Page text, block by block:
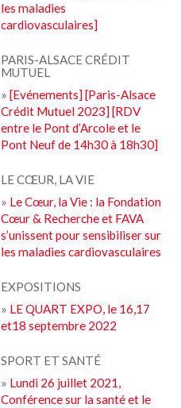
les maladies
cardiovasculaires]
PARIS-ALSACE CRÉDIT
MUTUEL
»[Evénements] [Paris-Alsace
Crédit Mutuel 2023] [RDV
entre le Pont d’Arcole et le
Pont Neuf de 14h30 à 18h30]
LE CŒUR, LA VIE
» Le Cœur, la Vie : la Fondation
Cœur & Recherche et FAVA
s’unissent pour sensibiliser sur
les maladies cardiovasculaires
EXPOSITIONS
» LE QUART EXPO, le 16,17
et18 septembre 2022
SPORT ET SANTÉ
» Lundi 26 juillet 2021,
Conférence sur la santé et le